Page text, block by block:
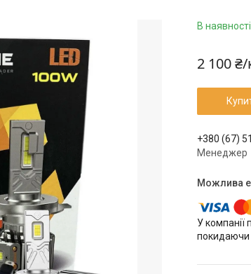
В наявності
2 100
+380 (67)
Менеджер
У компанії
покидаючи